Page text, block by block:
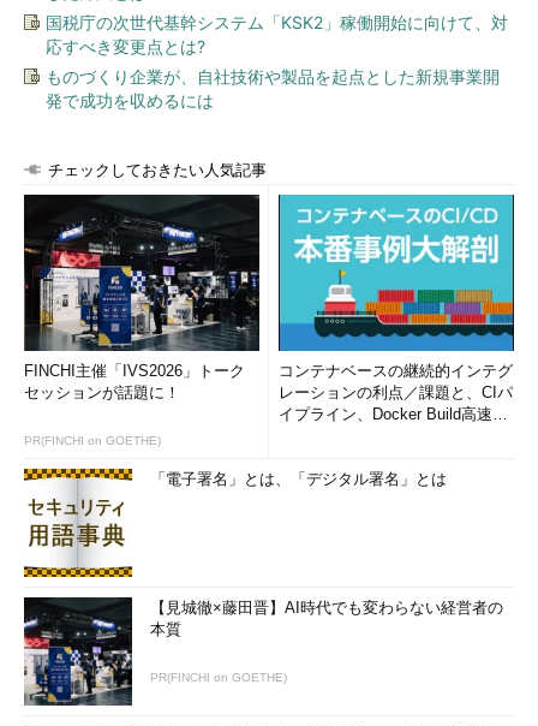
（12行目）。
Split関数でカンマ（,）で区切られた各文字列を、（1次元）配
列として返し、変数splitcsvDataに格納する（13行目）。
る。+1しているのは、配列の添え字は0から開始されるためだ
（14行目）。
Sheet2のi行目の1列目から、i行目のj列目までの範囲に、読み
込んだCSVデータを表示する（15行目）。
12行目のReadLineメソッドでは1行しか読み込まないので、変
数iを加算して、行の末尾まで読み込ませる（16行目）。
最後に、開いていたファイルをCloseメソッドで閉じ、オブジ
実行すると図1のようにExcelのSheet2にCSVファイルが読み込
まれる。
国税庁の次世代基幹システム「KSK2」稼働開始に向けて、対
応すべき変更点とは?
ものづくり企業が、自社技術や製品を起点とした新規事業開
発で成功を収めるには
チェックしておきたい人気記事
FINCHI主催「IVS2026」トーク
セッションが話題に！
PR(FINCHI on GOETHE)
コンテナベースの継続的インテグ
レーションの利点／課題と、CIパ
イプライン、Docker Build高速化
「電子署名」とは、「デジタル署名」とは
【見城徹×藤田晋】AI時代でも変わらない経営者の
本質
PR(FINCHI on GOETHE)